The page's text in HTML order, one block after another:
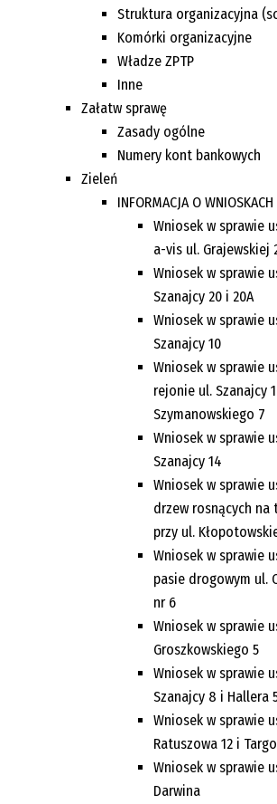
Struktura organizacyjna
Komórki organizacyjne
Władze ZPTP
Inne
Załatw sprawę
Zasady ogólne
Numery kont bankowych
Zieleń
INFORMACJA O WNIOSKACH
Wniosek w sprawie
a-vis ul. Grajewskiej
Wniosek w sprawie
Szanajcy 20 i 20A
Wniosek w sprawie
Szanajcy 10
Wniosek w sprawie
rejonie ul. Szanajcy
Szymanowskiego 7
Wniosek w sprawie
Szanajcy 14
Wniosek w sprawie
drzew rosnących na
przy ul.
Wniosek w sprawie
pasie drogowym ul.
nr 6
Wniosek w sprawie
Groszkowskiego 5
Wniosek w sprawie
Szanajcy 8 i Hallera
Wniosek w sprawie
Ratuszowa 12 i
Wniosek w sprawie
Darwina